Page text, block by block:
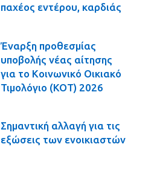
παχέος εντέρου, καρδιάς
Έναρξη προθεσμίας
υποβολής νέας αίτησης
για το Κοινωνικό Οικιακό
Τιμολόγιο (ΚΟΤ) 2026
Σημαντική αλλαγή για τις
εξώσεις των ενοικιαστών